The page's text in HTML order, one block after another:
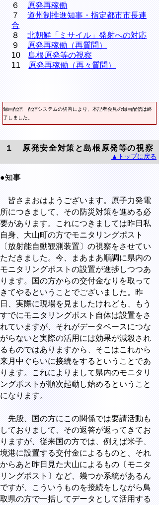
６ 原発再稼働
７道州制推進知事・指定都市市長連
合
８北朝鮮「ミサイル」発射への対応
９ 原発再稼働（再質問）
10島根原発等の視察
11 原発再稼働（再々質問）
録画配信 配信システムの切替により、本記者会見の録画配信は終
了しました。
１ 原発安全対策と島根原発等の視察
▲トップに戻る
●知事
皆さまおはようございます。原子力発電
所につきまして、その防災対策を進める必
要があります。これにつきましては昨日私
自身、大山町の方でモニタリングポスト
〔放射能自動観測装置〕の視察をさせてい
ただきました。今、まあまあ順調に県内の
モニタリングポストの設置が進捗しつつあ
ります。国の方からの交付金なりを取って
きてやるということでございました。昨
日、実際に現場を見ましたけれども、もう
すでにモニタリングポスト自体は設置をさ
れていますが、それがデータベースにつな
がらないと実際の活用には効果が減殺され
るものではありますから、そこはこれから
来月中ぐらいに接続をするということであ
ります。これによりまして県内のモニタリ
ングポストが順次起動し始めるということ
になります。
先般、国の方にこの関係では要請活動も
しておりまして、その返答が返ってきてお
りますが、従来国の方では、例えば米子、
境港に設置する交付金によるものと、それ
からあと昨日見た大山によるもの〔モニタ
リングポスト〕など、幾つか系統があるん
ですが、こういうものを接続をしながら鳥
取県の方で一括してデータとして活用する